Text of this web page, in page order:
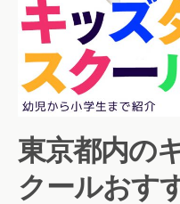
東京都内の
クールおす